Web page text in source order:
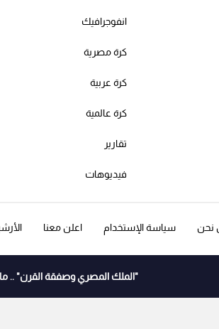
"الملك المصري وصفقة القرن" ..
انفوجرافيك
كرة مصرية
كرة عربية
كرة عالمية
تقارير
فيديوهات
نحن سياسة الإستخدام اعلن معنا